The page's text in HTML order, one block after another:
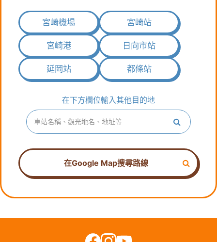
宮崎機場 宮崎站
宮崎港 日向市站
延岡站 都條站
在下方欄位輸入其他目的地
た
条
件
検
索
在Google Map搜尋路線